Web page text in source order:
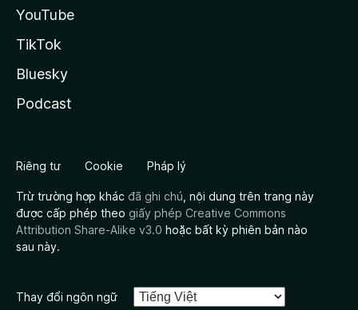
YouTube
TikTok
Bluesky
Podcast
Riêng tư Cookie Pháp lý
Trừ trường hợp khác đã ghi chú , nội dung trên trang này
được cấp phép theo giấy phép Creative Commons
Attribution Share-Alike v3.0 hoặc bất kỳ phiên bản nào
sau này.
Thay đổi ngôn ngữ